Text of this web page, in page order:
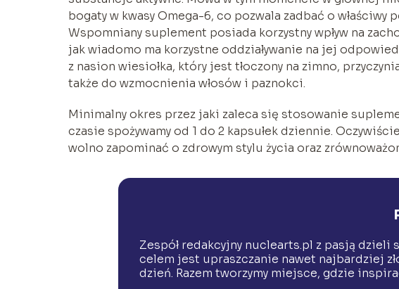
bogaty w kwasy Omega-6, co pozwala zadbać o
Wspomniany suplement posiada korzystny wpływ na
jak wiadomo ma korzystne oddziaływanie na jej
z nasion wiesiołka, który jest tłoczony na zimno,
także do wzmocnienia włosów i paznokci.
Minimalny okres przez jaki zaleca się stosowanie
czasie spożywamy od 1 do 2 kapsułek dziennie.
wolno zapominać o zdrowym stylu życia oraz
Zespół redakcyjny nuclearts.pl z pasją
celem jest upraszczanie nawet najbardziej
dzień. Razem tworzymy miejsce, gdzie